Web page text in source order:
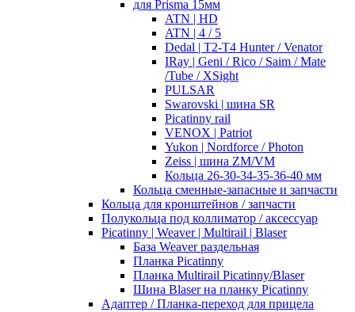
для Prisma 15мм
ATN | HD
ATN | 4 / 5
Dedal | T2-T4 Hunter / Venator
IRay | Geni / Rico / Saim / Mate
/Tube / XSight
PULSAR
Swarovski | шина SR
Picatinny rail
VENOX | Patriot
Yukon | Nordforce / Photon
Zeiss | шина ZM/VM
Кольца 26-30-34-35-36-40 мм
Кольца сменные-запасные и запчасти
Кольца для кронштейнов / запчасти
Полукольца под коллиматор / аксессуар
Picatinny | Weaver | Multirail | Blaser
База Weaver раздельная
Планка Picatinny
Планка Multirail Picatinny/Blaser
Шина Blaser на планку Picatinny
Адаптер / Планка-переход для прицела